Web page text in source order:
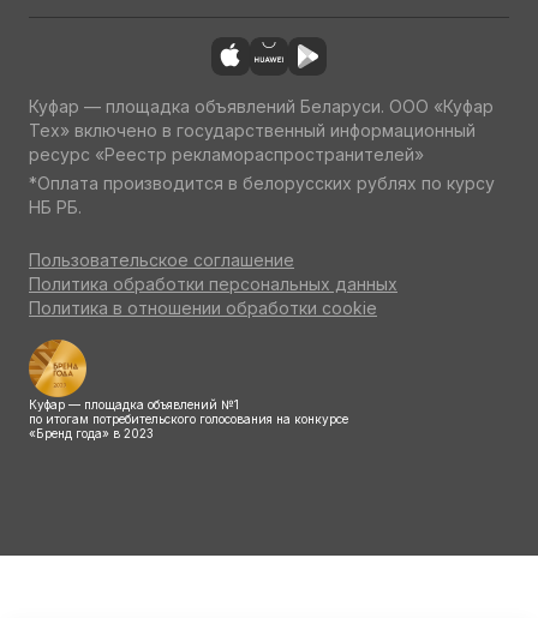
Куфар — площадка объявлений Беларуси. ООО «Куфар
Тех» включено в государственный информационный
ресурс «Реестр рекламораспространителей»
*Оплата производится в белорусских рублях по курсу
НБ РБ.
Пользовательское соглашение
Политика обработки персональных данных
Политика в отношении обработки cookie
Куфар — площадка объявлений №1
по итогам потребительского голосования на конкурсе
«Бренд года» в 2023